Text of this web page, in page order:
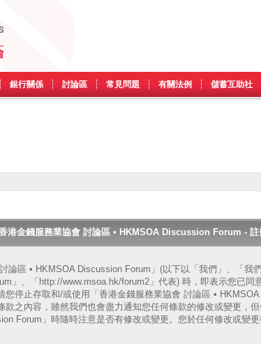
銀行關係 討論區 常見問題 有關法例 儲蓄互助社
港金錢服務業協會 討論區 • HKMSOA Discussion Forum - 註
論區 • HKMSOA Discussion Forum」(以下以「我們」、「我
」、「http://www.msoa.hk/forum2」代表) 時，即表示您已同
您停止存取和/或使用「香港金錢服務業協會 討論區 •
款之內容，雖然我們也會盡力通知您任何條款的修改或變更，
Forum」時隨時注意是否有修改或變更。您於任何修改或變